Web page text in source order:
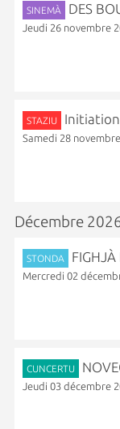
SINEMÀ DES
Jeudi 26 novembre
STAZIU Initiation
Samedi 28
Décembre
STONDA FIGHJÀ
Mercredi 02
CUNCERTU
Jeudi 03 décembre